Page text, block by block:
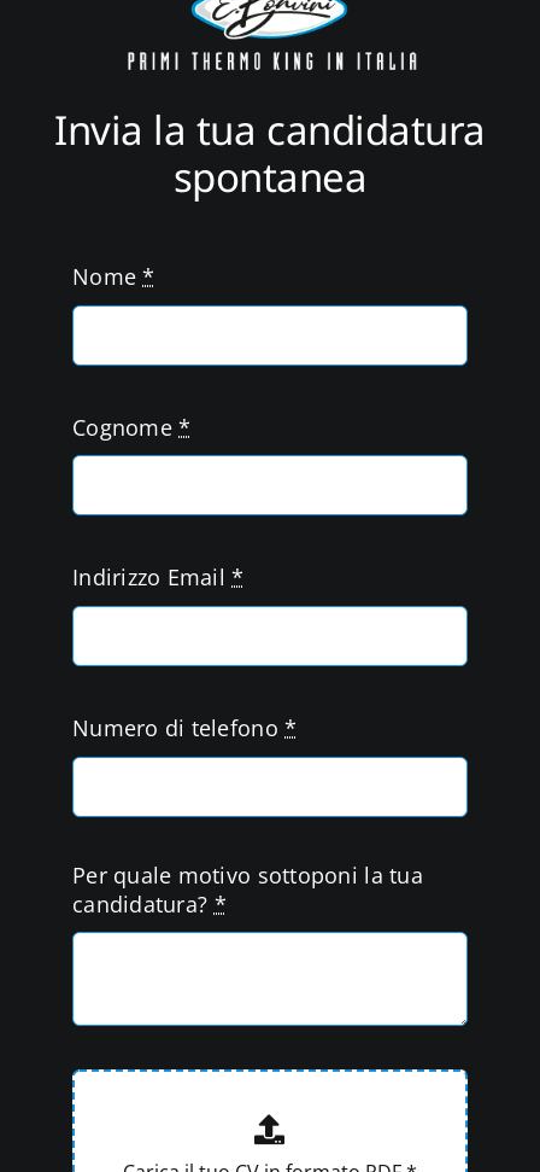
Invia la tua candidatura
spontanea
Nome*
Cognome*
Indirizzo Email*
Numero di telefono*
Per quale motivo sottoponi la tua
candidatura? *